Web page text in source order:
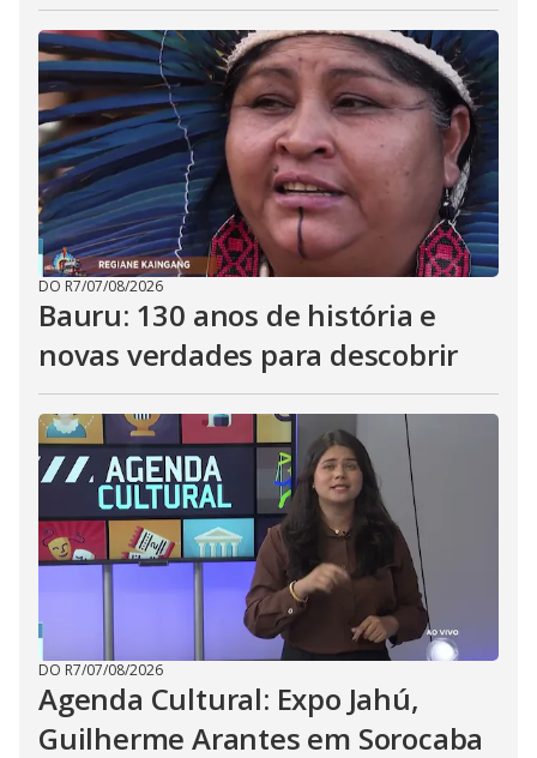
DO R7/07/08/2026
Bauru: 130 anos de história e
novas verdades para descobrir
DO R7/07/08/2026
Agenda Cultural: Expo Jahú,
Guilherme Arantes em Sorocaba